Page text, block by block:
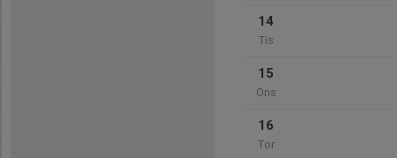
14
Tis
15
Ons
16
Tor